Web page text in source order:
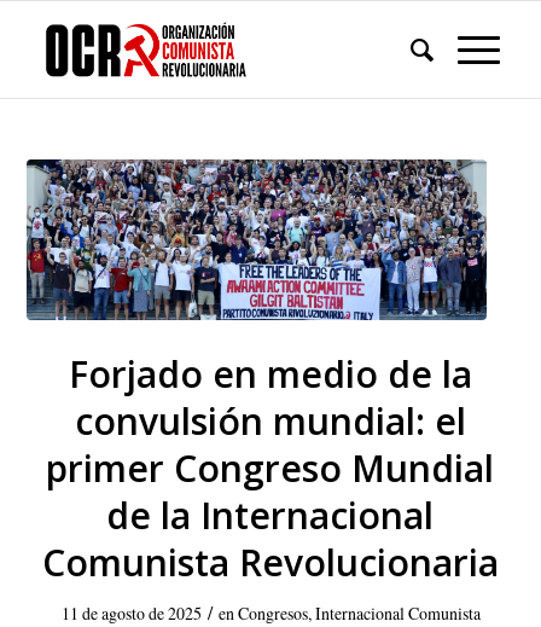
Forjado en medio de la
convulsión mundial: el
primer Congreso Mundial
de la Internacional
Comunista Revolucionaria
11 de agosto de 2025 / enCongresos,Internacional Comunista